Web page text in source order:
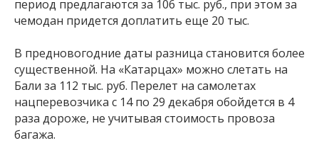
период предлагаются за 106 тыс. руб., при этом за
чемодан придется доплатить еще 20 тыс.
В предновогодние даты разница становится более
существенной. На «Катарцах» можно слетать на
Бали за 112 тыс. руб. Перелет на самолетах
нацперевозчика с 14 по 29 декабря обойдется в 4
раза дороже, не учитывая стоимость провоза
багажа.